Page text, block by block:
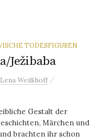
TODESFIGUREN
Ježibaba
Lena Weißhoff /
Gestalt der
Märchen und
brachten ihr schon